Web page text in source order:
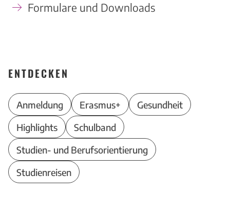
Formulare und Downloads
ENTDECKEN
Anmeldung Erasmus+
Gesundheit
Highlights
Schulband
Studien- und Berufsorientierung
Studienreisen